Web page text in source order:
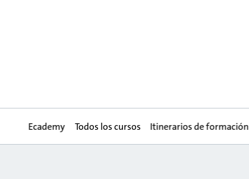
Ecademy Todos los cursos Itinerarios de formación